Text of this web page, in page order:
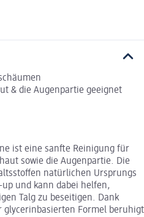
& die Augenpartie geeignet
ist eine sanfte Reinigung für
sowie die Augenpartie. Die
natürlichen Ursprungs
und kann dabei helfen,
Talg zu beseitigen. Dank
glycerinbasierten Formel beruhigt